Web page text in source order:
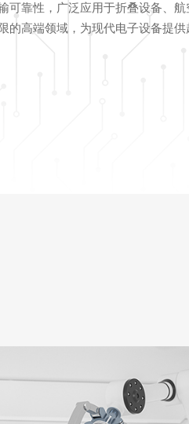
可靠性，广泛应用于折叠设备、
的高端领域，为现代电子设备提